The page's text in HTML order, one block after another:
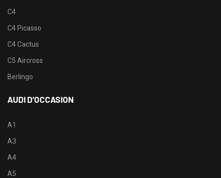
C4
C4 Picasso
C4 Cactus
C5 Aircross
Berlingo
AUDI D’OCCASION
A1
A3
A4
A5